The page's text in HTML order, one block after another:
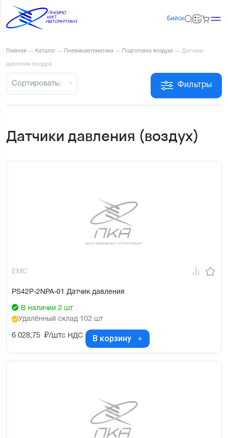
Бийск
Главная — Каталог — Пневмоавтоматика — Подготовка воздуха — Датчики
давления (воздух)
Фильтры
Сортировать:
Датчики давления (воздух)
EMC
PS42P-2NPA-01 Датчик давления
В наличии 2 шт
Удалённый склад 102 шт
6 028,75 ₽/штс НДС В корзину